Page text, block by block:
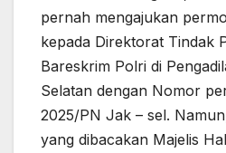
pernah mengajukan
kepada Direktorat Tindak
Bareskrim Polri di
Selatan dengan Nomor
2025/PN Jak – sel.
yang dibacakan Majelis